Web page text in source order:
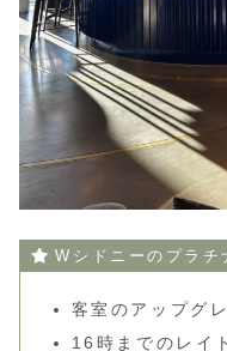
Wシドニーのプラチ
客室のアップグ
16時までのレイ